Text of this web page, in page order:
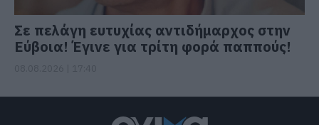
Σε πελάγη ευτυχίας αντιδήμαρχος στην
Εύβοια! Έγινε για τρίτη φορά παππούς!